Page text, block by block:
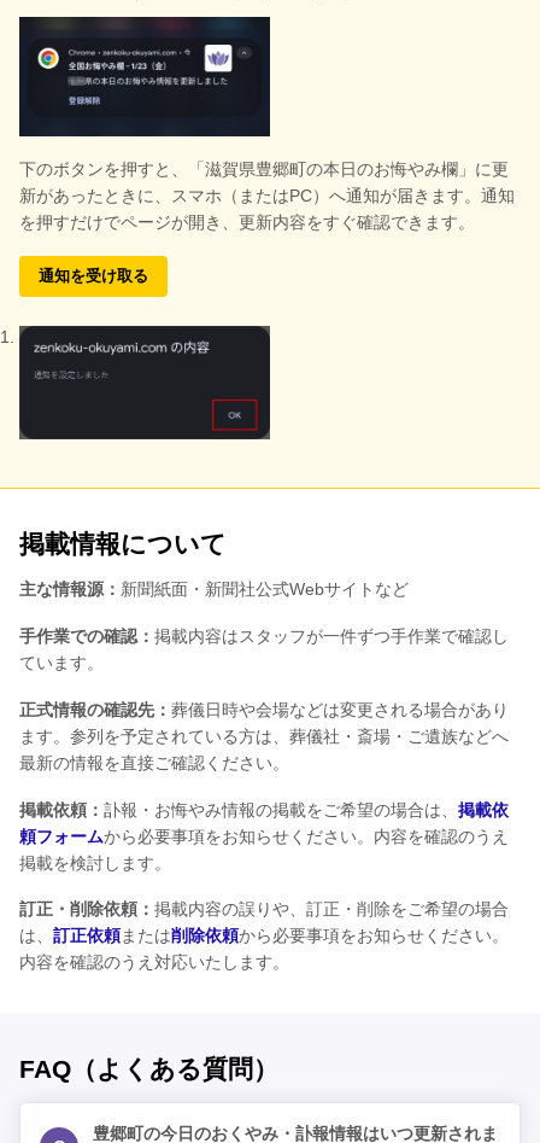
下のボタンを押すと、
「滋賀県豊郷町の本日のお悔やみ欄」に更
新があったときに、スマホ（またはPC）へ通知が届きます。通知
を押すだけでページが開き、更新内容をすぐ確認できます。
通知を受け取る
掲載情報について
主な情報源： 新聞紙面・新聞社公式Webサイトなど
手作業での確認： 掲載内容はスタッフが一件ずつ手作業で確認し
ています。
正式情報の確認先： 葬儀日時や会場などは変更される場合があり
ます。参列を予定されている方は、葬儀社・斎場・ご遺族などへ
最新の情報を直接ご確認ください。
掲載依頼： 訃報・お悔やみ情報の掲載をご希望の場合は、 掲載依
頼フォームから必要事項をお知らせください。内容を確認のうえ
掲載を検討します。
訂正・削除依頼： 掲載内容の誤りや、訂正・削除をご希望の場合
は、 訂正依頼または削除依頼から必要事項をお知らせください。
内容を確認のうえ対応いたします。
FAQ（よくある質問）
豊郷町の今日のおくやみ・訃報情報はいつ更新されま